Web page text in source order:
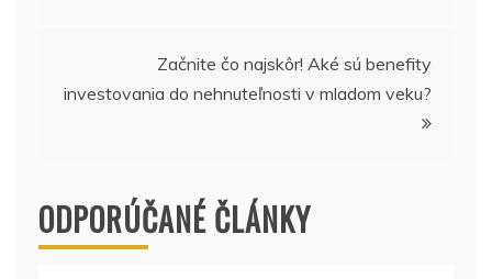
Začnite čo najskôr! Aké sú benefity
investovania do nehnuteľnosti v mladom veku?
ODPORÚČANÉ ČLÁNKY